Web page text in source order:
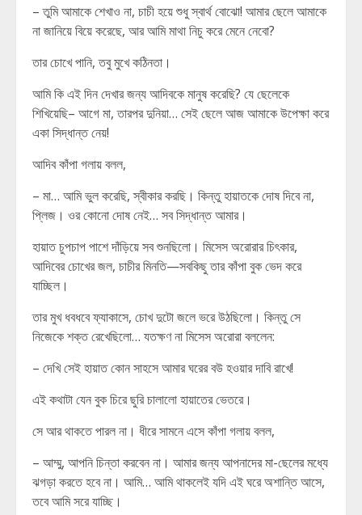
– তুমি আমাকে শেখাও না, চাচী হয়ে শুধু স্বার্থ বোঝো! আমার ছেলে আমাকে
না জানিয়ে বিয়ে করেছে, আর আমি মাথা নিচু করে মেনে নেবো?
তার চোখে পানি, তবু মুখে কঠিনতা।
আমি কি এই দিন দেখার জন্য আদিবকে মানুষ করেছি? যে ছেলেকে
শিখিয়েছি– আগে মা, তারপর দুনিয়া… সেই ছেলে আজ আমাকে উপেক্ষা করে
একা সিদ্ধান্ত নেয়!
আদিব কাঁপা গলায় বলল,
– মা… আমি ভুল করেছি, স্বীকার করছি। কিন্তু হায়াতকে দোষ দিবে না,
প্লিজ। ওর কোনো দোষ নেই… সব সিদ্ধান্ত আমার।
হায়াত চুপচাপ পাশে দাঁড়িয়ে সব শুনছিলো। মিসেস অরোরার চিৎকার,
আদিবের চোখের জল, চাচীর মিনতি—সবকিছু তার কাঁপা বুক ভেদ করে
যাচ্ছিল।
তার মুখ ধবধবে ফ্যাকাসে, চোখ দুটো জলে ভরে উঠছিলো। কিন্তু সে
নিজেকে শক্ত রেখেছিলো… যতক্ষণ না মিসেস অরোরা বললেন:
– দেখি সেই হায়াত কোন সাহসে আমার ঘরের বউ হওয়ার দাবি রাখে!
এই কথাটা যেন বুক চিরে ছুরি চালালো হায়াতের ভেতরে।
সে আর থাকতে পারল না। ধীরে সামনে এসে কাঁপা গলায় বলল,
– আম্মু, আপনি চিন্তা করবেন না। আমার জন্য আপনাদের মা-ছেলের মধ্যে
ঝগড়া করতে হবে না। আমি… আমি থাকলেই যদি এই ঘরে অশান্তি আসে,
তবে আমি সরে যাচ্ছি।